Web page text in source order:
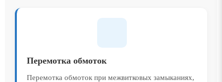
Перемотка обмоток
Перемотка обмоток при межвитковых замыканиях,